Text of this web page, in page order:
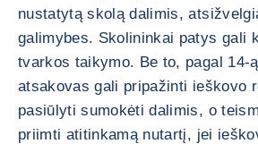
nustatytą skolą dalimis,
galimybes. Skolininkai patys gali
tvarkos taikymo. Be to, pagal 14-
atsakovas gali pripažinti ieškovo
pasiūlyti sumokėti dalimis, o
priimti atitinkamą nutartį, jei